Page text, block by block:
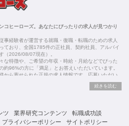
コヒーローズ。あなたにぴったりの求人が見つかり
事経験者が運営する就職・復職・転職のための求人
ており、全国1785件の正社員、契約社員、アルバイ
（2026/08/07現在）。
な特徴や、ご希望の年収・時給・月給などでぴった
約96%の方に「満足」とお答えいただいています。
から寄せられた正規の求人情報です。応募いただい
ツ 業界研究コンテンツ
転職成功談
プライバシーポリシー
サイトポリシー